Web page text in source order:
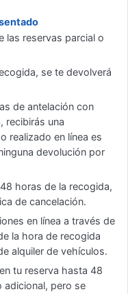
las reservas parcial o
se te devolverá
de antelación con
recibirás una
realizado en línea es
devolución por
horas de la recogida,
de cancelación.
en línea a través de
la hora de recogida
alquiler de vehículos.
tu reserva hasta 48
adicional, pero se